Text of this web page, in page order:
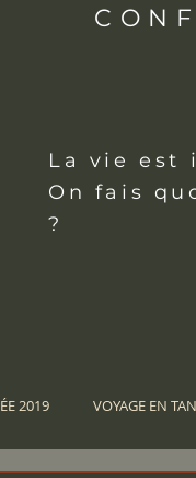
La vie
est
On fais
?
2019 VOYAGE EN